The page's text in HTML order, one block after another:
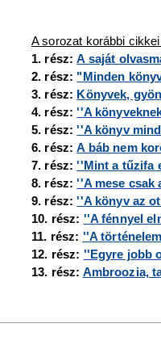
A sorozat korábbi
1. rész:A saját
2. rész: "Minden
3. rész: Könyvek,
4. rész:''A
5. rész:''A könyv
6. rész:A báb nem
7. rész:''Mint a tűzifa
8. rész:''A mese csak
9. rész:''A könyv az
10. rész: ''A fénnyel
11. rész: ''A
12. rész: ''Egyre jobb
13. rész: Ambroozia,